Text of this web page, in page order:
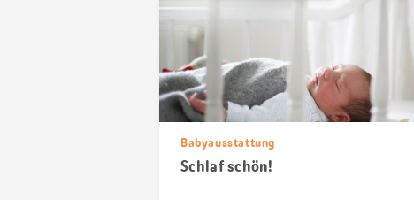
Babyausstattung
Schlaf schön!